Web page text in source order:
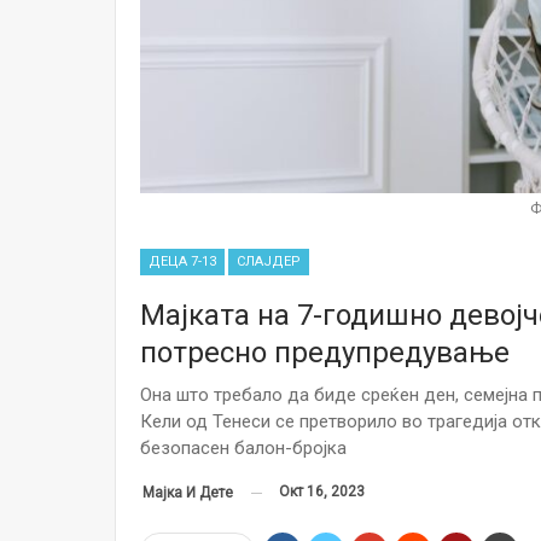
ДЕЦА 7-13 СЛАЈДЕР
Мајката на 7-годишно
потресно предупредување
Она што требало да биде среќен ден,
Кели од Тенеси се претворило во трагедија
безопасен балон-бројка
Мајка И Дете Окт 16, 2023